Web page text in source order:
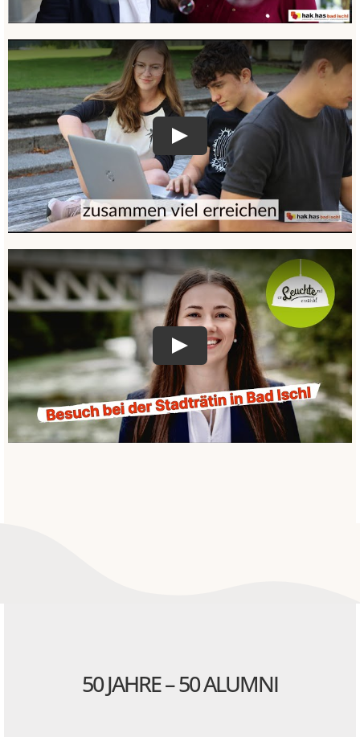
Play
Play
50 JAHRE – 50 ALUMNI